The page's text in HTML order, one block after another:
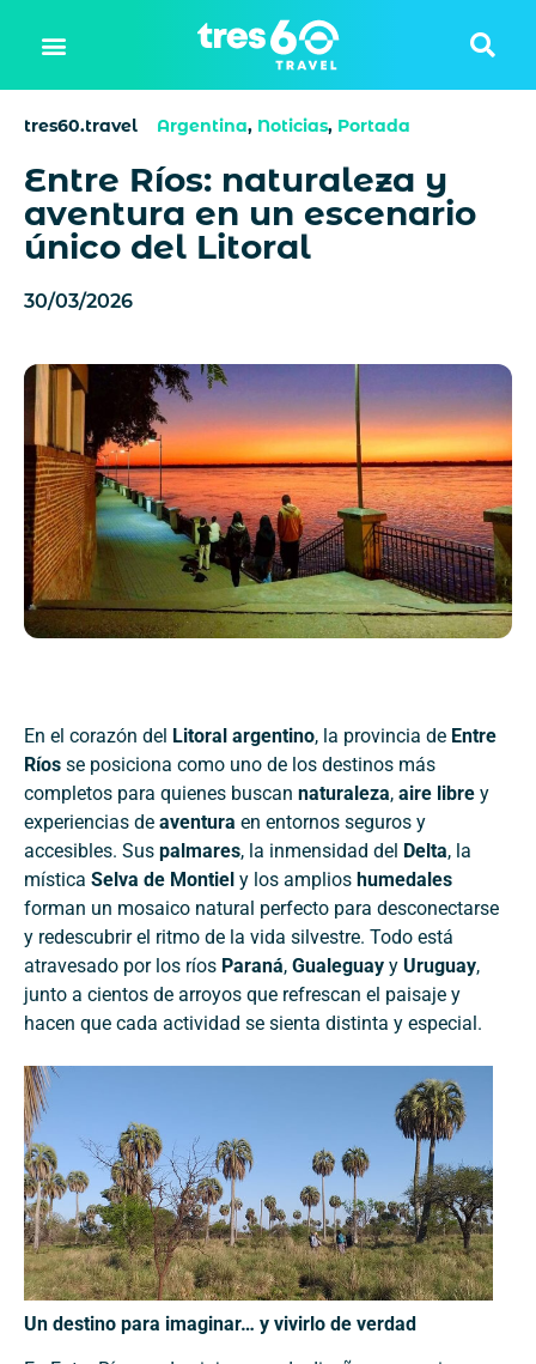
tres60.travel Argentina, Noticias, Portada
Entre Ríos: naturaleza y
aventura en un escenario
único del Litoral
30/03/2026
En el corazón del Litoral argentino, la provincia de Entre
Ríos se posiciona como uno de los destinos más
completos para quienes buscan naturaleza, aire libre y
experiencias de aventura en entornos seguros y
accesibles. Sus palmares, la inmensidad del Delta, la
mística Selva de Montiel y los amplios humedales
forman un mosaico natural perfecto para desconectarse
y redescubrir el ritmo de la vida silvestre. Todo está
atravesado por los ríos Paraná, Gualeguay y Uruguay,
junto a cientos de arroyos que refrescan el paisaje y
hacen que cada actividad se sienta distinta y especial.
Un destino para imaginar… y vivirlo de verdad